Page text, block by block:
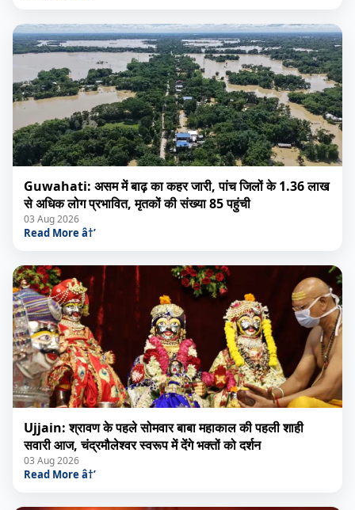
Guwahati: असम में बाढ़ का कहर जारी, पांच जिलों के 1.36 लाख
से अधिक लोग प्रभावित, मृतकों की संख्या 85 पहुंची
03 Aug 2026
Read More â†’
Ujjain: श्रावण के पहले सोमवार बाबा महाकाल की पहली शाही
सवारी आज, चंद्रमौलेश्वर स्वरूप में देंगे भक्तों को दर्शन
03 Aug 2026
Read More â†’